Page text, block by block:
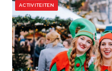
ACTIVITEITEN